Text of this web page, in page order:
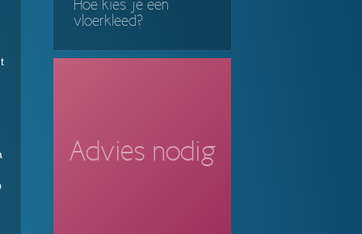
Hoe kies je een
vloerkleed?
Advies nodig